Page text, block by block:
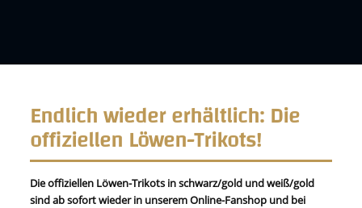
Endlich wieder erhältlich: Die
offiziellen Löwen-Trikots!
Die offiziellen Löwen-Trikots in schwarz/gold und weiß/gold
sind ab sofort wieder in unserem Online-Fanshop und bei